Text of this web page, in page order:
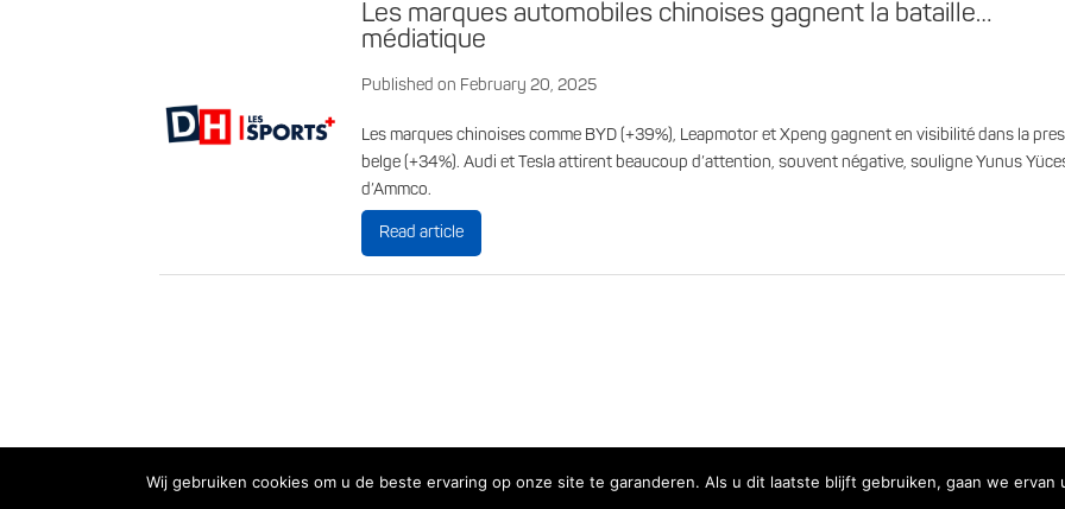
Les marques automobiles chinoises gagnent la bataille…
médiatique
Published on February 20, 2025
Les marques chinoises comme BYD (+39%), Leapmotor et Xpeng gagnent en visibilité dans la
belge (+34%). Audi et Tesla attirent beaucoup d’attention, souvent négative, souligne Yunus
d’Ammco.
Read article
AMMCO - MEDIA MONITORING - © 2017 All rights reserved
Wij gebruiken cookies om u de beste ervaring op onze site te garanderen. Als u dit laatste blijft gebruiken, gaan we